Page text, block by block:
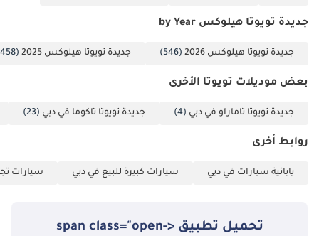
جديدة تويوتا هيلوكس by Year
جديدة تويوتا هيلوكس 2026 (546) جديدة تويوتا هيلوكس 2025 (458)
بعض موديلات تويوتا الأخرى
جديدة تويوتا تاماراو في دبي (4) جديدة تويوتا تاكوما في دبي (23)
روابط أخرى
يابانية سيارات في دبي سيارات كبيرة للبيع في دبي سيارات
تحميل تطبيق <span class="open-